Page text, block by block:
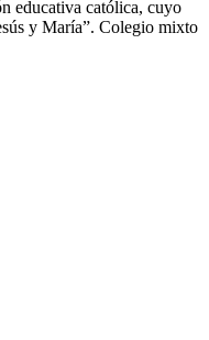
educativa católica, cuyo
y María”. Colegio mixto